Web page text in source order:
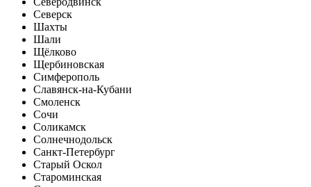
Северск
Шахты
Шали
Щёлково
Щербиновская
Симферополь
Славянск-на-Кубани
Смоленск
Сочи
Соликамск
Солнечнодольск
Санкт-Петербург
Старый Оскол
Староминская